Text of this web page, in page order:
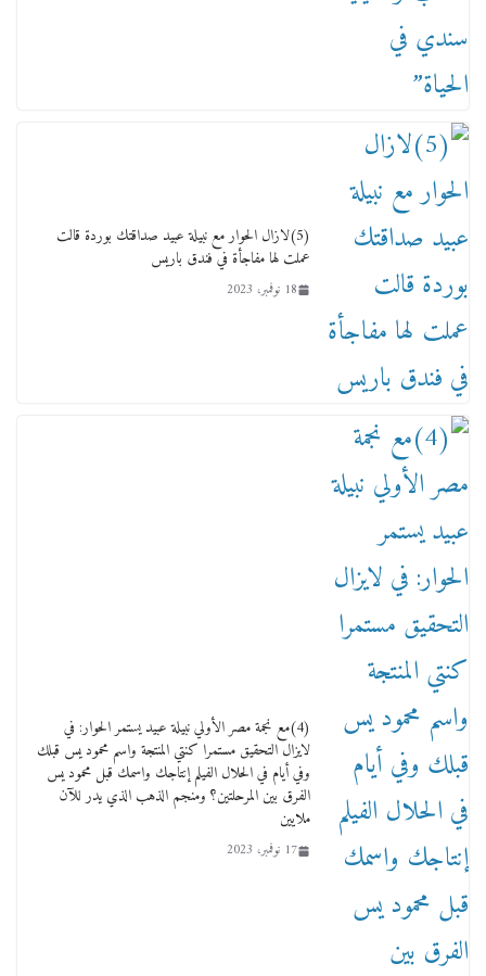
(5)لازال الحوار مع نبيلة عبيد صداقتك بوردة قالت
عملت لها مفاجأة في فندق باريس
18 نوفمبر، 2023
(4)مع نجمة مصر الأولي نبيلة عبيد يستمر الحوار: في
لايزال التحقيق مستمرا كنتي المنتجة واسم محمود يس قبلك
وفي أيام في الحلال الفيلم إنتاجك واسمك قبل محمود يس
الفرق بين المرحلتين؟ ومنجم الذهب الذي يدر للآن
ملايين
17 نوفمبر، 2023